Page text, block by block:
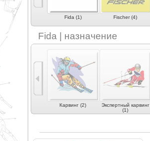
eXplosiv (2) Fida (1) Fischer (4)
Fida | назначение
Универсальные (1) Карвинг (2)
Экспертный карвинг
(1)